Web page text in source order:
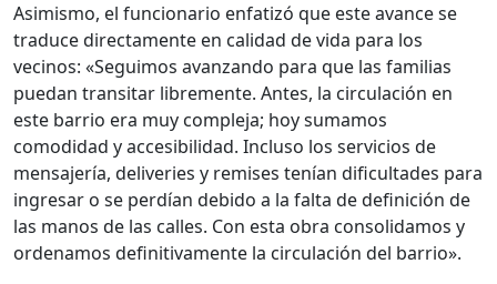
Asimismo, el funcionario enfatizó que este avance se
traduce directamente en calidad de vida para los
vecinos: «Seguimos avanzando para que las familias
puedan transitar libremente. Antes, la circulación en
este barrio era muy compleja; hoy sumamos
comodidad y accesibilidad. Incluso los servicios de
mensajería, deliveries y remises tenían dificultades para
ingresar o se perdían debido a la falta de definición de
las manos de las calles. Con esta obra consolidamos y
ordenamos definitivamente la circulación del barrio».